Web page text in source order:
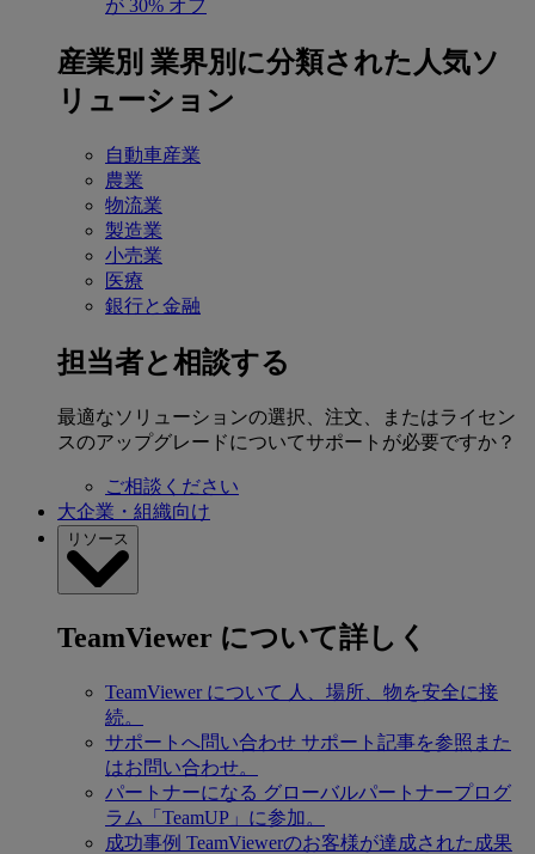
が 30% オフ
産業別 業界別に分類された人気ソ
リューション
自動車産業
農業
物流業
製造業
小売業
医療
銀行と金融
担当者と相談する
最適なソリューションの選択、注文、またはライセン
スのアップグレードについてサポートが必要ですか？
ご相談ください
大企業・組織向け
リソース
TeamViewer について詳しく
TeamViewer について 人、場所、物を安全に接
続。
サポートへ問い合わせ サポート記事を参照また
はお問い合わせ。
パートナーになる グローバルパートナープログ
ラム「TeamUP」に参加。
成功事例 TeamViewerのお客様が達成された成果